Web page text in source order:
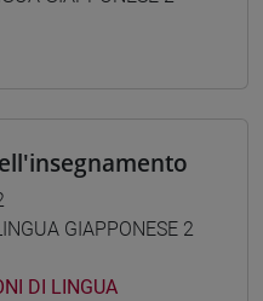
GIAPPONESE 2
DI LINGUA